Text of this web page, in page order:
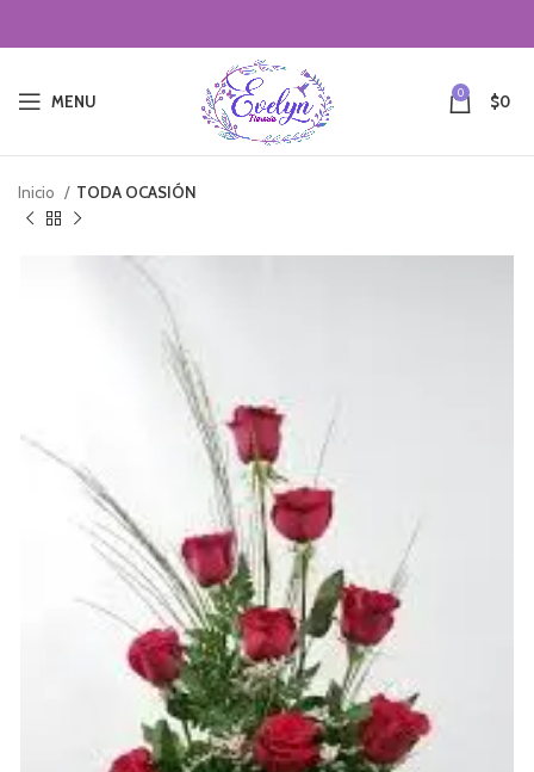
MENU 0 $0
Inicio TODA OCASIÓN